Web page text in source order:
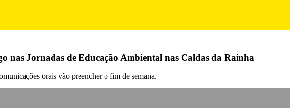
nas Jornadas de Educação Ambiental nas Caldas da Rainha
orais vão preencher o fim de semana.